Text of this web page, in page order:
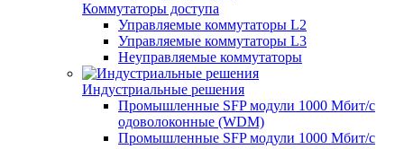
Коммутаторы доступа
Управляемые коммутаторы L2
Управляемые коммутаторы L3
Неуправляемые коммутаторы
Индустриальные решения
Промышленные SFP модули 1000 Мбит/c
одоволоконные (WDM)
Промышленные SFP модули 1000 Мбит/c